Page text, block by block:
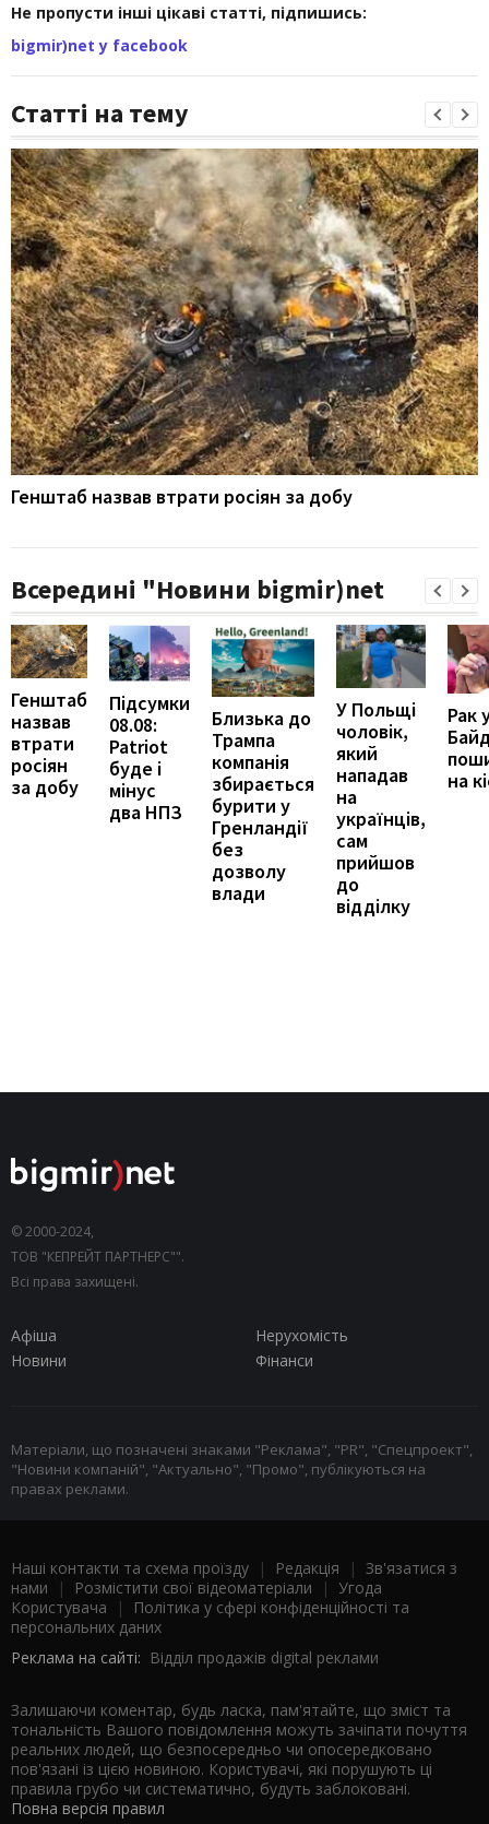
Не пропусти інші цікаві статті, підпишись:
bigmir)net у facebook
Статті на тему
Генштаб назвав втрати росіян за добу
Всередині "Новини bigmir)net
Генштаб
назвав
втрати
росіян
за добу
Підсумки
08.08:
Patriot
буде і
мінус
два НПЗ
Близька до
Трампа
компанія
збирається
бурити у
Гренландії
без
дозволу
влади
У Польщі
чоловік,
який
нападав
на
українців,
сам
прийшов
до
відділку
Рак
на
© 2000-2024,
ТОВ "КЕПРЕЙТ ПАРТНЕРС"".
Всі права захищені.
Афіша
Нерухомість
Новини
Фінанси
Матеріали, що позначені знаками "Реклама", "PR", "Спецпроект",
"Новини компаній", "Актуально", "Промо", публікуються на
правах реклами.
Наші контакти та схема проїзду | Редакція | Зв'язатися з
нами | Розмістити свої відеоматеріали | Угода
Користувача |
Політика у сфері конфіденційності та
персональних даних
Реклама на сайті: Відділ продажів digital реклами
Залишаючи коментар, будь ласка, пам'ятайте, що зміст та
тональність Вашого повідомлення можуть зачіпати почуття
реальних людей, що безпосередньо чи опосередковано
пов'язані із цією новиною. Користувачі, які порушують ці
правила грубо чи систематично, будуть заблоковані.
Повна версія правил